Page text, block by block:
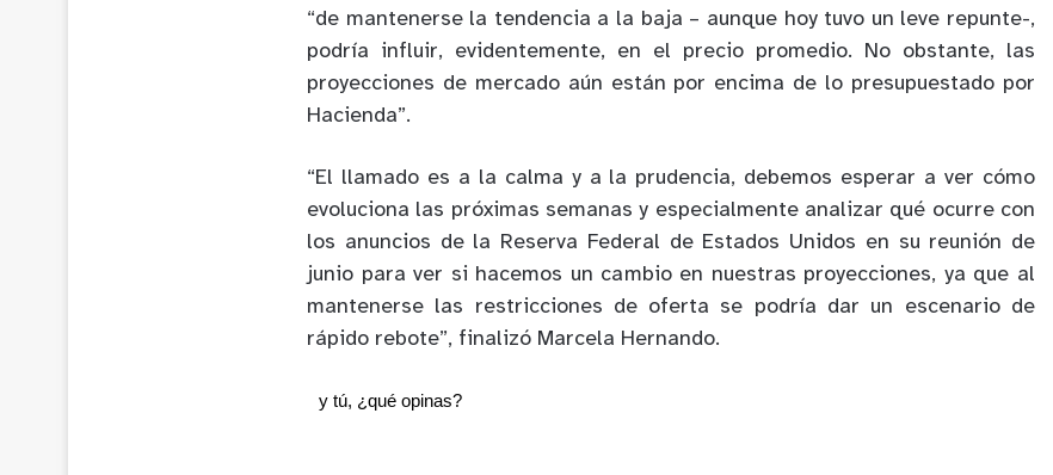
“de mantenerse la tendencia a la baja – aunque hoy tuvo un leve repunte-,
podría influir, evidentemente, en el precio promedio. No obstante, las
proyecciones de mercado aún están por encima de lo presupuestado por
Hacienda”.
“El llamado es a la calma y a la prudencia, debemos esperar a ver cómo
evoluciona las próximas semanas y especialmente analizar qué ocurre con
los anuncios de la Reserva Federal de Estados Unidos en su reunión de
junio para ver si hacemos un cambio en nuestras proyecciones, ya que al
mantenerse las restricciones de oferta se podría dar un escenario de
rápido rebote”, finalizó Marcela Hernando.
y tú, ¿qué opinas?